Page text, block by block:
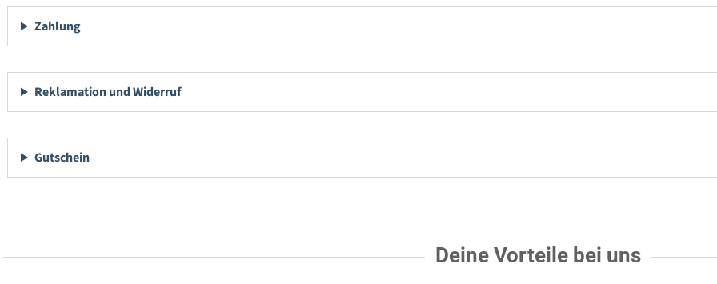
Zahlung
Reklamation und Widerruf
Gutschein
Deine Vorteile bei uns